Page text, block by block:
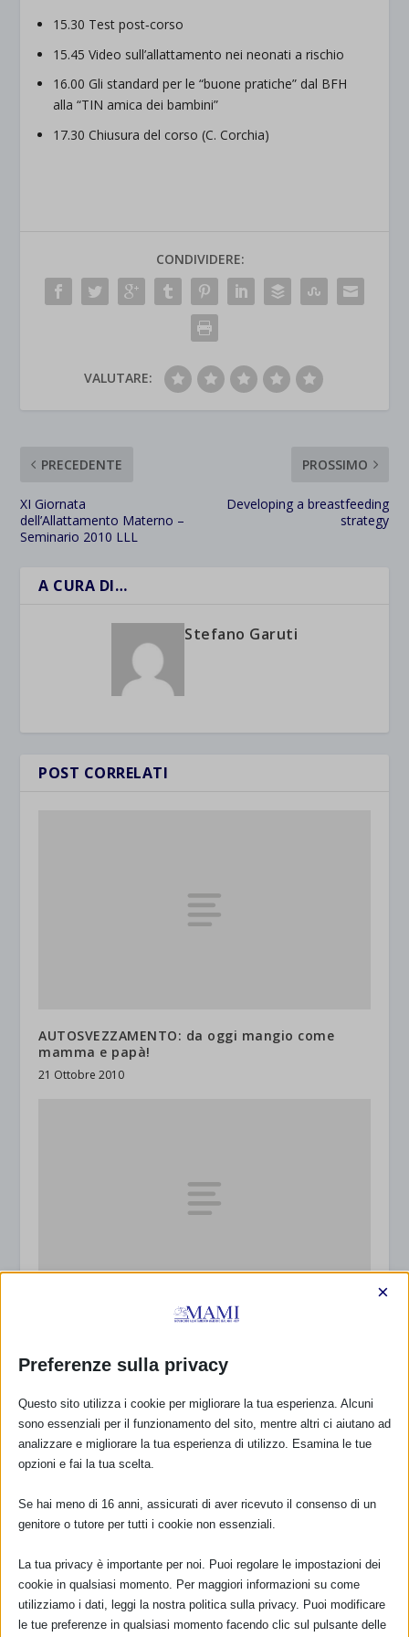
15.30 Test post‐corso
15.45 Video sull’allattamento nei neonati a rischio
16.00 Gli standard per le “buone pratiche” dal BFH
alla “TIN amica dei bambini”
17.30 Chiusura del corso (C. Corchia)
CONDIVIDERE:
VALUTARE:
PRECEDENTE
XI Giornata
dell’Allattamento Materno –
Seminario 2010 LLL
PROSSIMO
Developing a breastfeeding
strategy
A CURA DI…
Stefano Garuti
POST CORRELATI
AUTOSVEZZAMENTO: da oggi mangio come
mamma e papà!
21 Ottobre 2010
24 passi a favore dei bambini a Palermo
Corso per “mamme alla pari” in allattamento al
seno
Preferenze sulla privacy
×
Questo sito utilizza i cookie per migliorare la tua esperienza. Alcuni
sono essenziali per il funzionamento del sito, mentre altri ci aiutano ad
analizzare e migliorare la tua esperienza di utilizzo. Esamina le tue
opzioni e fai la tua scelta.
Se hai meno di 16 anni, assicurati di aver ricevuto il consenso di un
genitore o tutore per tutti i cookie non essenziali.
La tua privacy è importante per noi. Puoi regolare le impostazioni dei
cookie in qualsiasi momento. Per maggiori informazioni su come
utilizziamo i dati, leggi la nostra politica sulla privacy. Puoi modificare
le tue preferenze in qualsiasi momento facendo clic sul pulsante delle